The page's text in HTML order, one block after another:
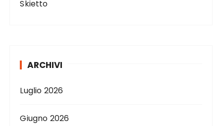
Skietto
ARCHIVI
Luglio 2026
Giugno 2026